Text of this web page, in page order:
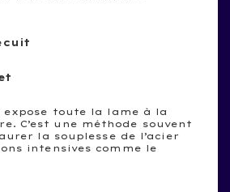
toute la lame à la
C’est une méthode souvent
la souplesse de l’acier
intensives comme le